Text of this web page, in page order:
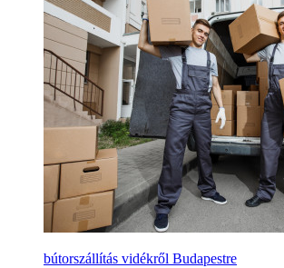
bútorszállítás vidékről Budapestre